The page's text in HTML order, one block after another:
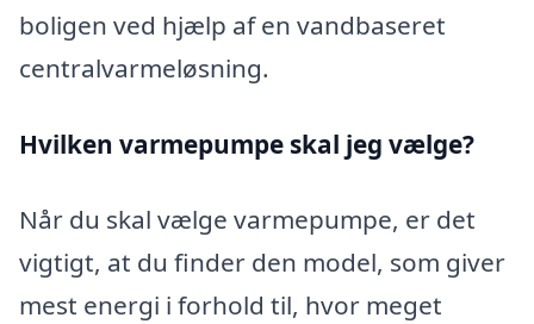
boligen ved hjælp af en vandbaseret
centralvarmeløsning.
Hvilken varmepumpe skal jeg vælge?
Når du skal vælge varmepumpe, er det
vigtigt, at du finder den model, som giver
mest energi i forhold til, hvor meget